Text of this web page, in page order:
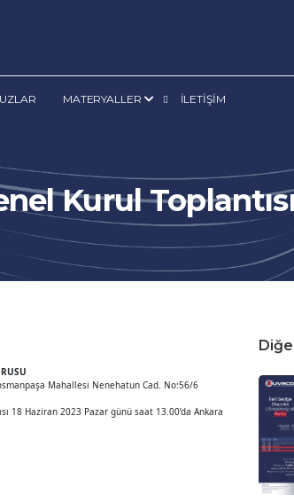
MATERYALLER İLETİŞİM
Kurul
Mahallesi Nenehatun Cad. No:56/6
Haziran 2023 Pazar günü saat 13.00’da Ankara